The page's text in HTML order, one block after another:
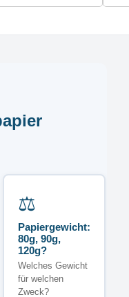
⚖️
Papiergewicht:
80g, 90g,
120g?
Welches Gewicht
für welchen
Zweck?